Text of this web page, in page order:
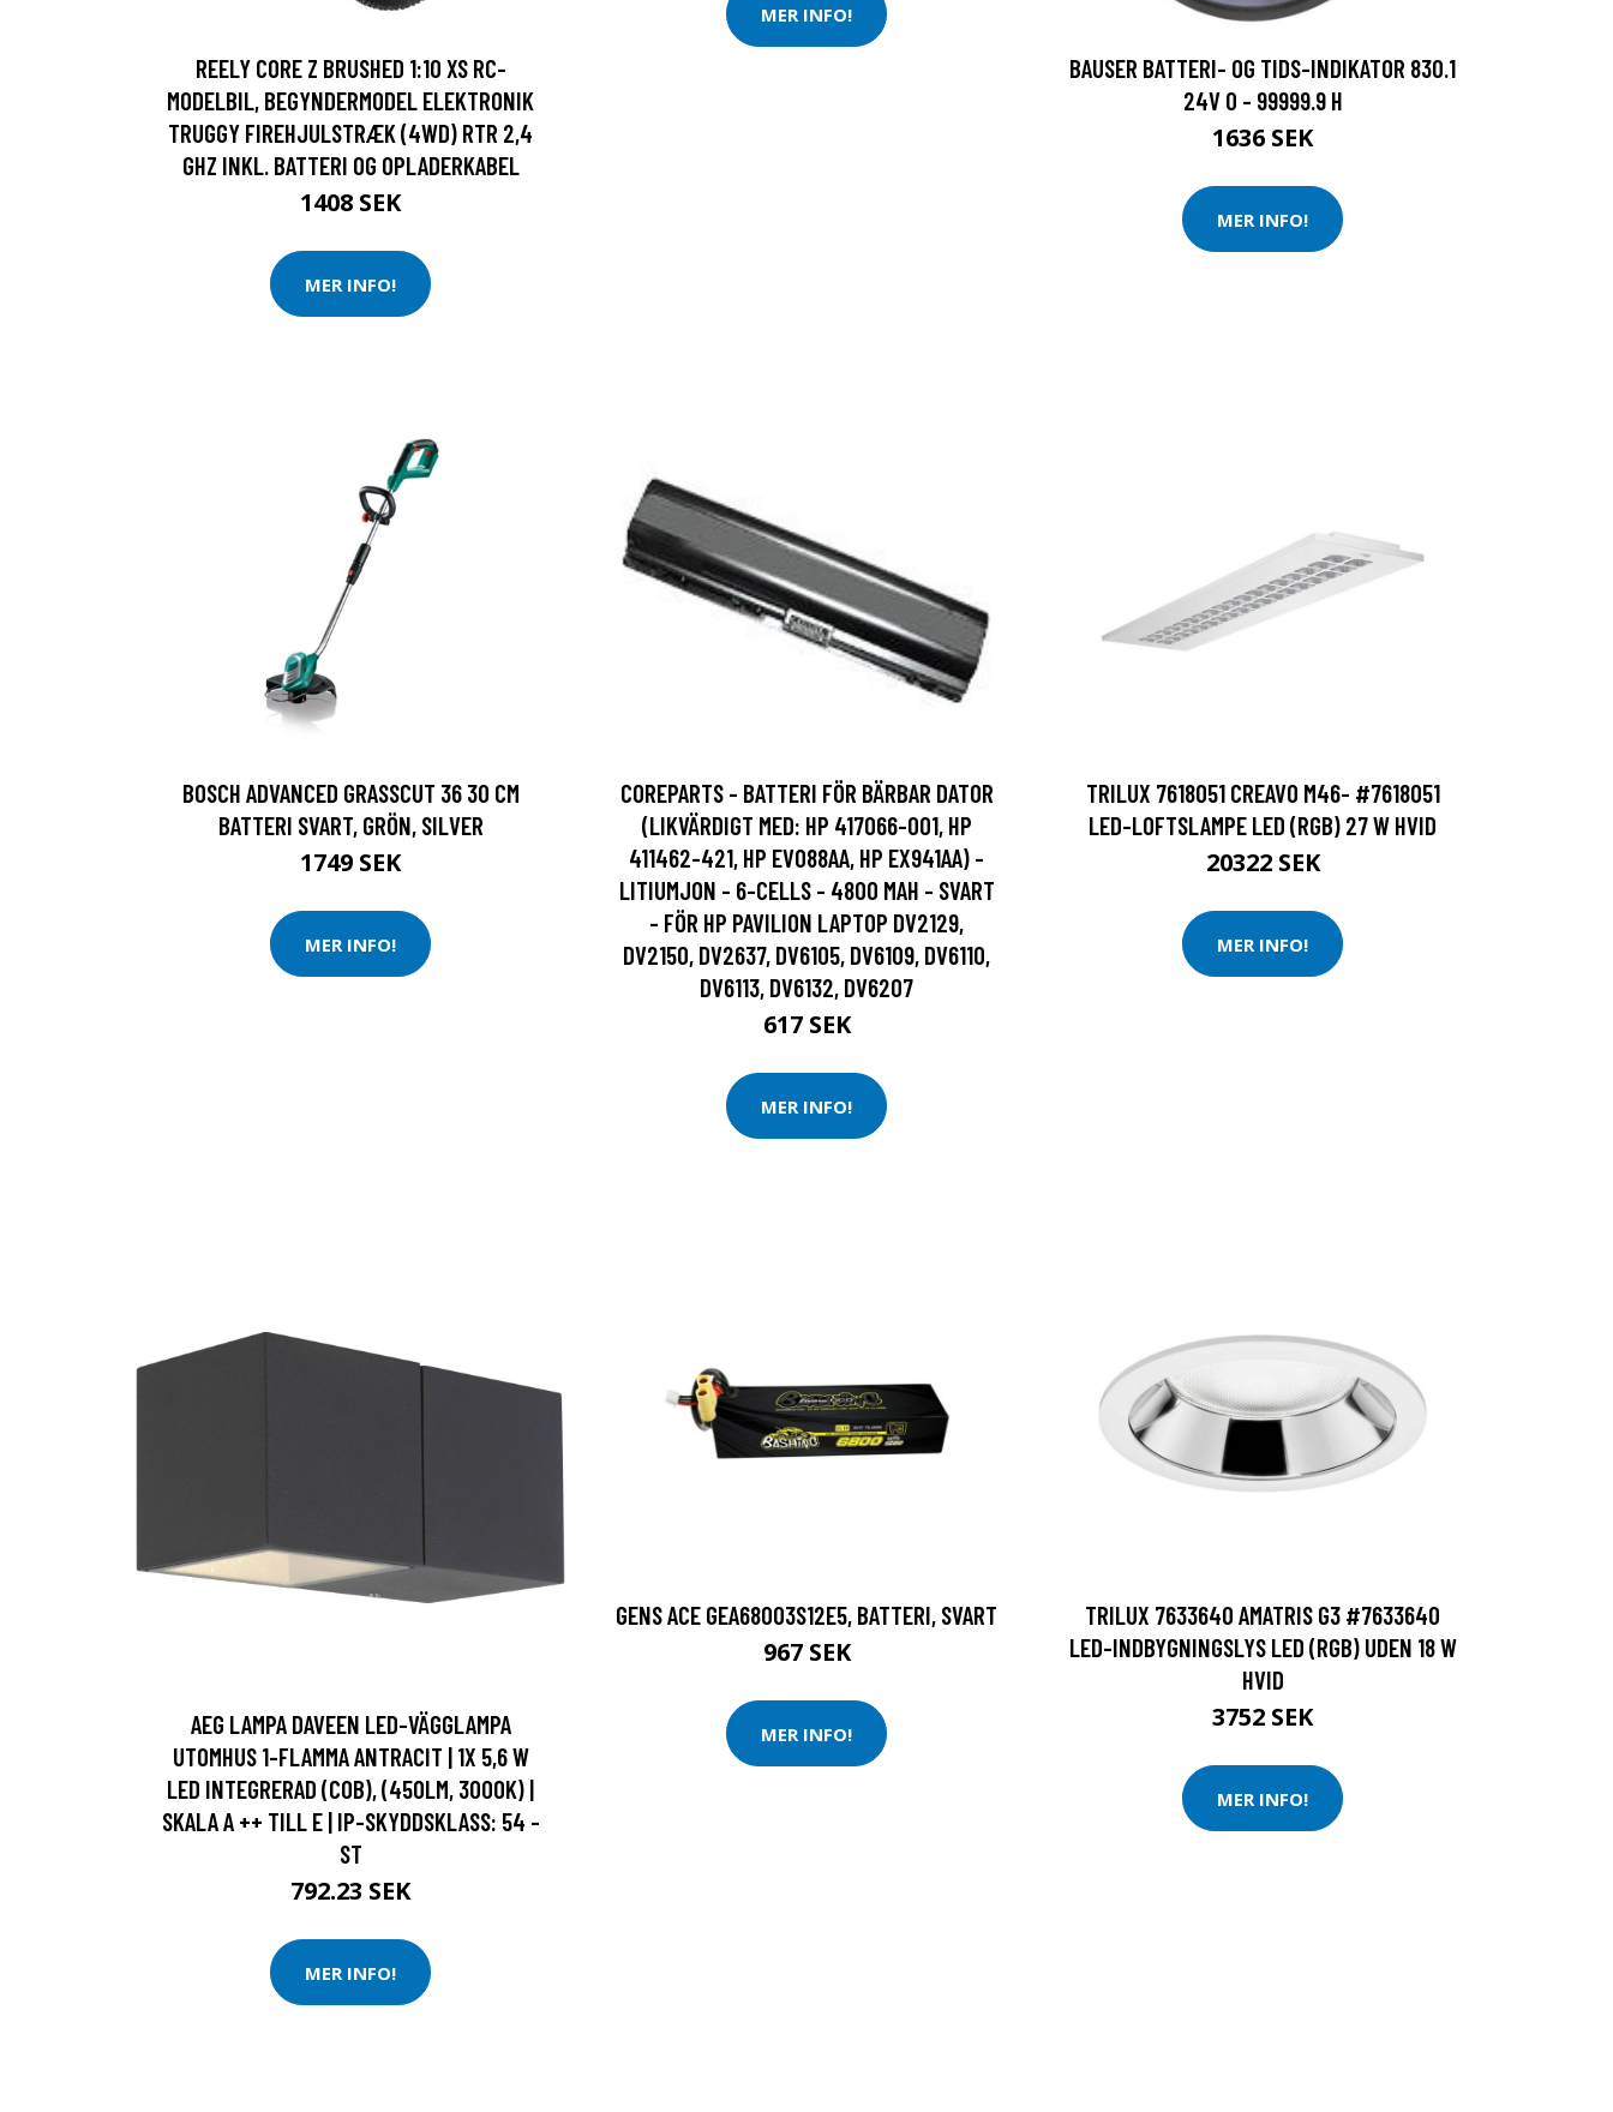
REELY CORE Z BRUSHED 1:10 XS RC-
MODELBIL, BEGYNDERMODEL ELEKTRONIK
TRUGGY FIREHJULSTRÆK (4WD) RTR 2,4
GHZ INKL. BATTERI OG OPLADERKABEL
1408 SEK
MER INFO!
MER INFO!
BAUSER BATTERI- OG TIDS-INDIKATOR 830.1
24V 0 - 99999.9 H
1636 SEK
MER INFO!
BOSCH ADVANCED GRASSCUT 36 30 CM
BATTERI SVART, GRÖN, SILVER
1749 SEK
MER INFO!
COREPARTS - BATTERI FÖR BÄRBAR DATOR
(LIKVÄRDIGT MED: HP 417066-001, HP
411462-421, HP EV088AA, HP EX941AA) -
LITIUMJON - 6-CELLS - 4800 MAH - SVART
- FÖR HP PAVILION LAPTOP DV2129,
DV2150, DV2637, DV6105, DV6109, DV6110,
DV6113, DV6132, DV6207
617 SEK
MER INFO!
TRILUX 7618051 CREAVO M46- #7618051
LED-LOFTSLAMPE LED (RGB) 27 W HVID
20322 SEK
MER INFO!
AEG LAMPA DAVEEN LED-VÄGGLAMPA
UTOMHUS 1-FLAMMA ANTRACIT | 1X 5,6 W
LED INTEGRERAD (COB), (450LM, 3000K) |
SKALA A ++ TILL E | IP-SKYDDSKLASS: 54 -
ST
792.23 SEK
MER INFO!
GENS ACE GEA68003S12E5, BATTERI, SVART
967 SEK
MER INFO!
TRILUX 7633640 AMATRIS G3 #7633640
LED-INDBYGNINGSLYS LED (RGB) UDEN 18 W
HVID
3752 SEK
MER INFO!